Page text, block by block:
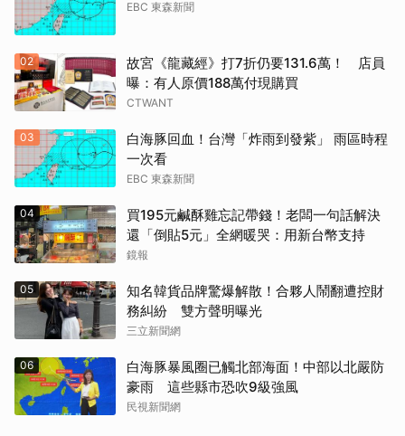
EBC 東森新聞
02
故宮《龍藏經》打7折仍要131.6萬！ 店員
曝：有人原價188萬付現購買
CTWANT
03
白海豚回血！台灣「炸雨到發紫」 雨區時程
一次看
EBC 東森新聞
04
買195元鹹酥雞忘記帶錢！老闆一句話解決
還「倒貼5元」全網暖哭：用新台幣支持
鏡報
05
知名韓貨品牌驚爆解散！合夥人鬧翻遭控財
務糾紛 雙方聲明曝光
三立新聞網
06
白海豚暴風圈已觸北部海面！中部以北嚴防
豪雨 這些縣市恐吹9級強風
民視新聞網